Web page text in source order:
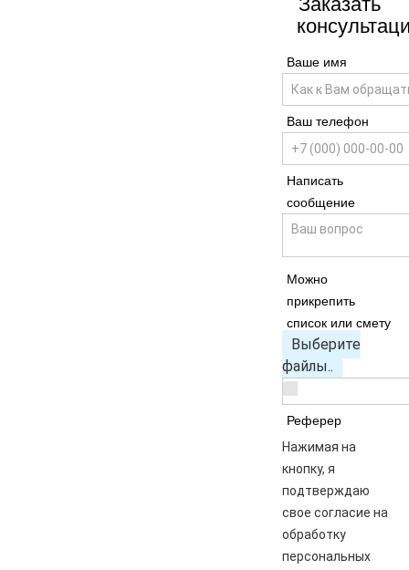
Ваше имя
Ваш телефон
Написать
сообщение
Можно
прикрепить
список или смету
Выберите
файлы..
Реферер
Нажимая на
кнопку, я
подтверждаю
свое согласие на
обработку
персональных